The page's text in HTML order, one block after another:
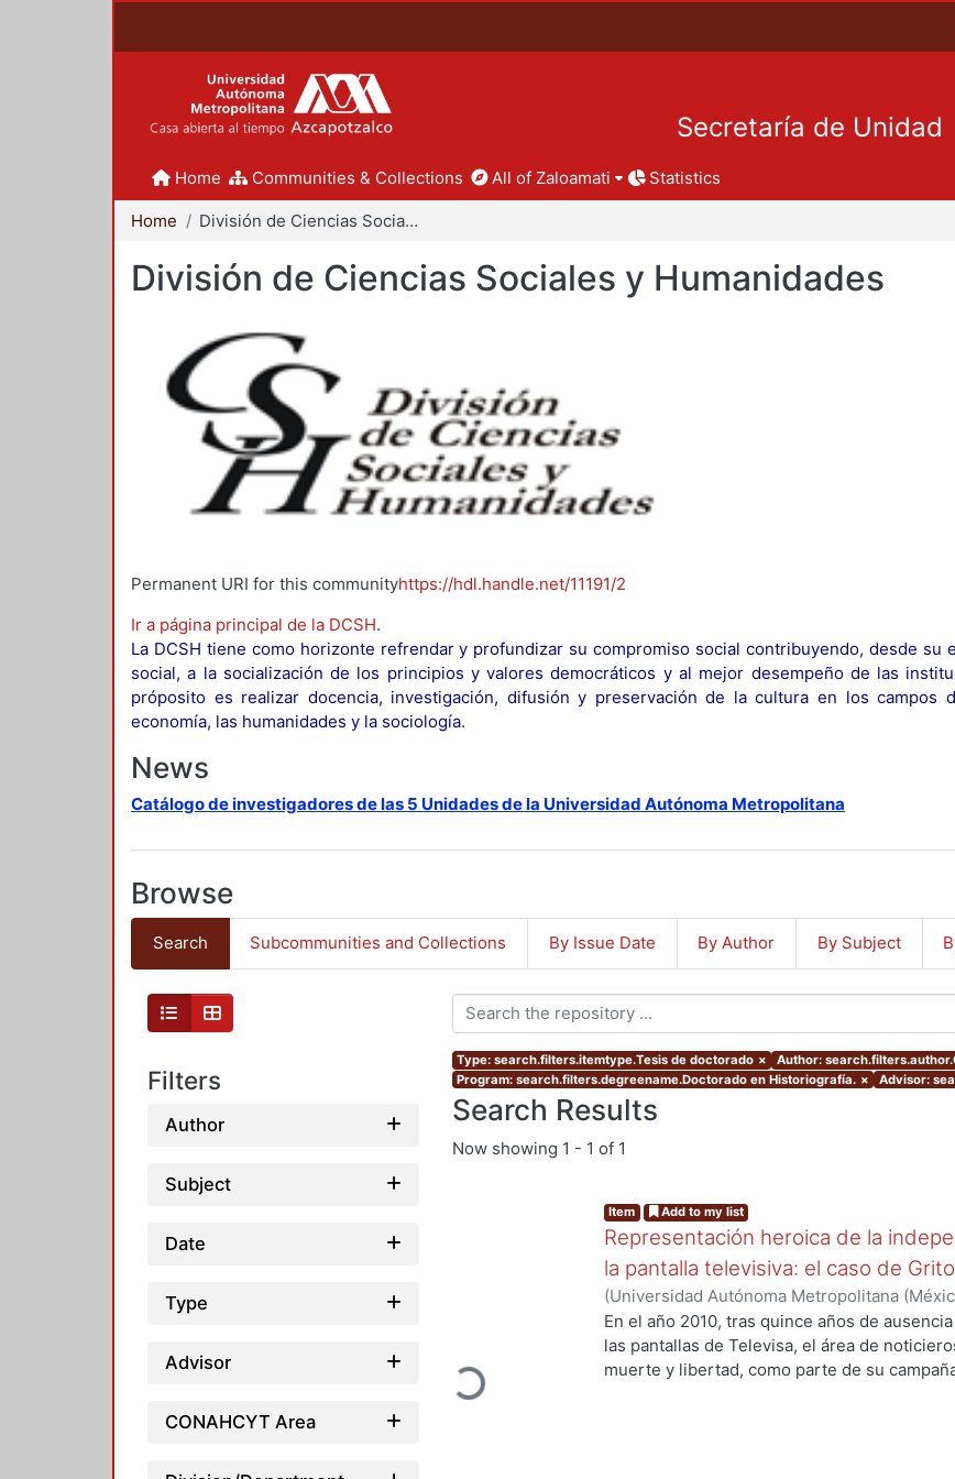
Secretaría de Unidad
Home Communities & Collections All of Zaloamati Statistics
Home División de Ciencias Sociales y Humanidades
División de Ciencias Sociales y Humanidades
Permanent URI for this communityhttps://hdl.handle.net/11191/2
Ir a página principal de la DCSH.
La DCSH tiene como horizonte refrendar y profundizar su compromiso social contribuyendo, desde su
social, a la socialización de los principios y valores democráticos y al mejor desempeño de las
próposito es realizar docencia, investigación, difusión y preservación de la cultura en los campos
economía, las humanidades y la sociología.
News
Catálogo de investigadores de las 5 Unidades de la Universidad Autónoma Metropolitana
Browse
Search Subcommunities and Collections By Issue Date By Author By Subject
Filters
Author
Subject
Date
Type
Advisor
CONAHCYT Area
Type: search.filters.itemtype.Tesis de doctorado × Author:
Program: search.filters.degreename.Doctorado en Historiografía. × Advisor:
Search Results
Now showing 1 - 1 of 1
Loading...
Item Add to my list
Representación heroica de la
la pantalla televisiva: el caso de
(Universidad Autónoma Metropolitana
de Servicios de Información.,2017) Charlois
En el año 2010, tras quince años de
las pantallas de Televisa, el área de
muerte y libertad, como parte de su